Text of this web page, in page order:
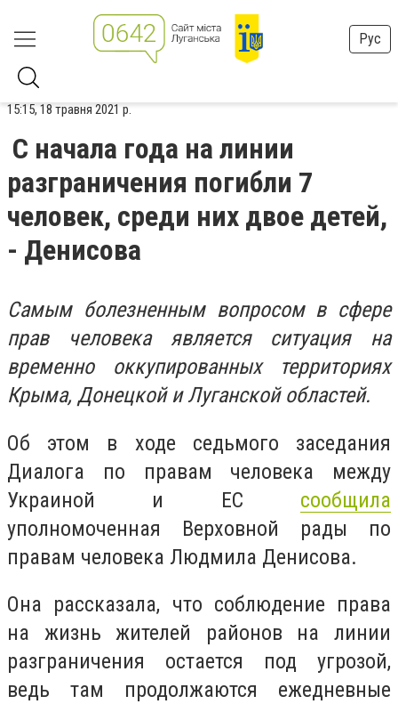
Рус
15:15, 18 травня 2021 р.
С начала года на линии
разграничения погибли 7
человек, среди них двое детей,
- Денисова
Самым болезненным вопросом в сфере
прав человека является ситуация на
временно оккупированных территориях
Крыма, Донецкой и Луганской областей.
Об этом в ходе седьмого заседания
Диалога по правам человека между
Украиной и ЕС сообщила
уполномоченная Верховной рады по
правам человека Людмила Денисова.
Она рассказала, что соблюдение права
на жизнь жителей районов на линии
разграничения остается под угрозой,
ведь там продолжаются ежедневные